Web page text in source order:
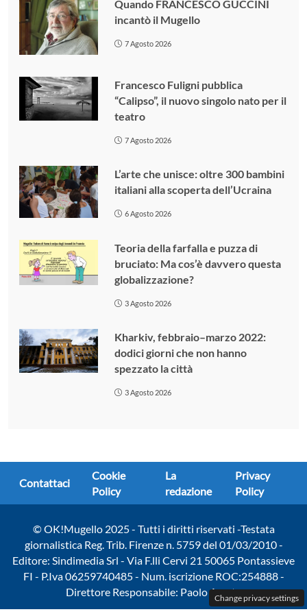
Quando FRANCESCO GUCCINI
incantò il Mugello
7 Agosto 2026
Francesco Fuligni pubblica
“Calipso”, il nuovo singolo nato per il
teatro
7 Agosto 2026
L’arte che unisce: oltre 300 bambini
italiani alla scoperta dell’Ucraina
6 Agosto 2026
Teoria della farfalla e puzza di
bruciato: Ma cos’è davvero questa
globalizzazione?
3 Agosto 2026
Kharkiv, febbraio–marzo 2022:
dodici giorni che non hanno
spezzato la città
3 Agosto 2026
Contattaci
Cookie
Policy
La
redazione
Privacy
Policy
© OK!Mugello 2025 - Tutti i diritti riservati -Testata
giornalistica Reg. Trib. Firenze n. 5759 del 01/03/2010 -
Editore: Sindimedia Srl - Via F.lli Cervi 21 50065 Pontassieve
FI - P.Iva 06259740485 - Num. iscrizione ROC:254888 -
Direttore Responsabile: Paolo AmatoChange privacy settings